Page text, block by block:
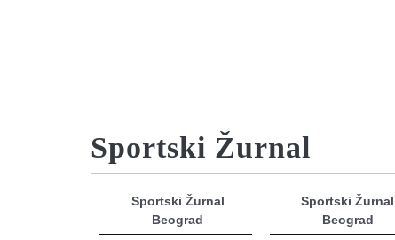
Sportski Žurnal
Sportski Žurnal
Beograd
Sportski Žurnal
Beograd